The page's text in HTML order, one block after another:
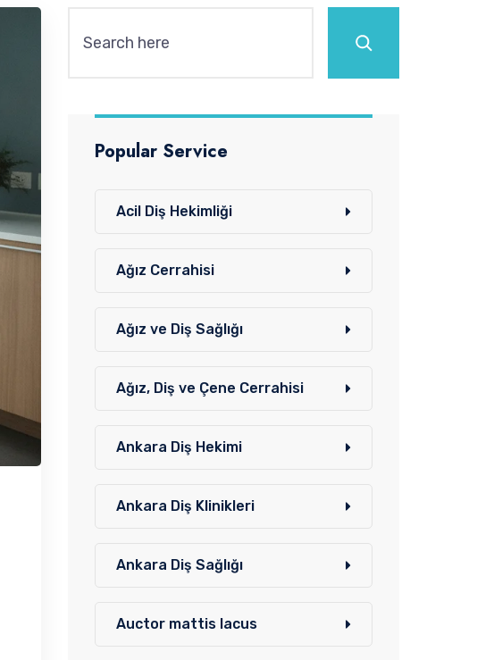
Popular Service
Acil Diş Hekimliği
Ağız Cerrahisi
Ağız ve Diş Sağlığı
Ağız, Diş ve Çene Cerrahisi
Ankara Diş Hekimi
Ankara Diş Klinikleri
Ankara Diş Sağlığı
Auctor mattis lacus